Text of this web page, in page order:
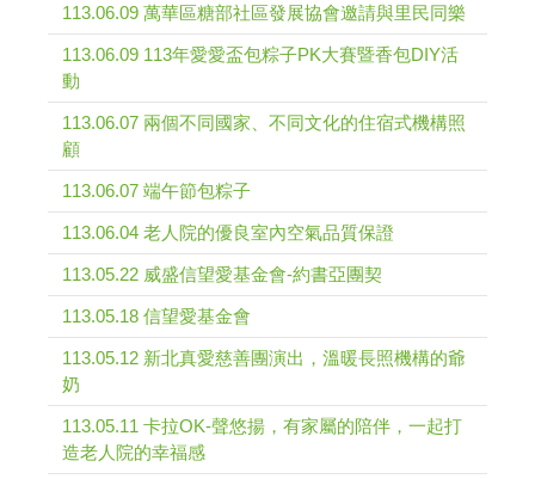
113.06.09 萬華區糖部社區發展協會邀請與里民同樂
113.06.09 113年愛愛盃包粽子PK大賽暨香包DIY活
動
113.06.07 兩個不同國家、不同文化的住宿式機構照
顧
113.06.07 端午節包粽子
113.06.04 老人院的優良室內空氣品質保證
113.05.22 威盛信望愛基金會-約書亞團契
113.05.18 信望愛基金會
113.05.12 新北真愛慈善團演出，溫暖長照機構的爺
奶
113.05.11 卡拉OK-聲悠揚，有家屬的陪伴，一起打
造老人院的幸福感